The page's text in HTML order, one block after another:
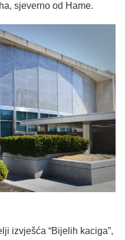
sjeverno od Hame.
izvješća “Bijelih kaciga”,